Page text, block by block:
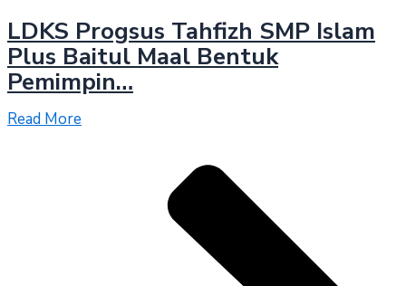
LDKS Progsus Tahfizh SMP Islam
Plus Baitul Maal Bentuk
Pemimpin…
Read More